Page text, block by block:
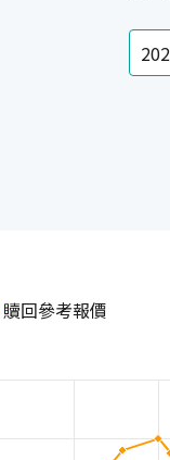
values and
贖回參考報價